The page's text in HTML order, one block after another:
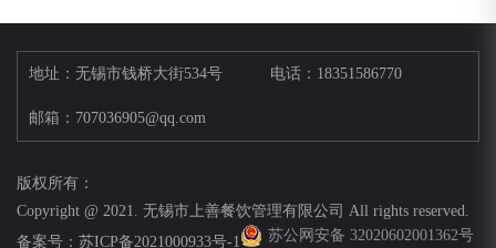
地址：无锡市钱桥大街534号 电话：18351586770
邮箱：707036905@qq.com
版权所有：
Copyright @ 2021. 无锡市上善餐饮管理有限公司 All rights reserved.
备案号： 苏ICP备2021000933号-1 苏公网安备 32020602001362号